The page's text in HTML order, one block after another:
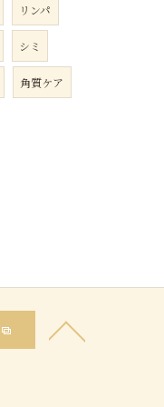
リンパ
シミ
角質ケア